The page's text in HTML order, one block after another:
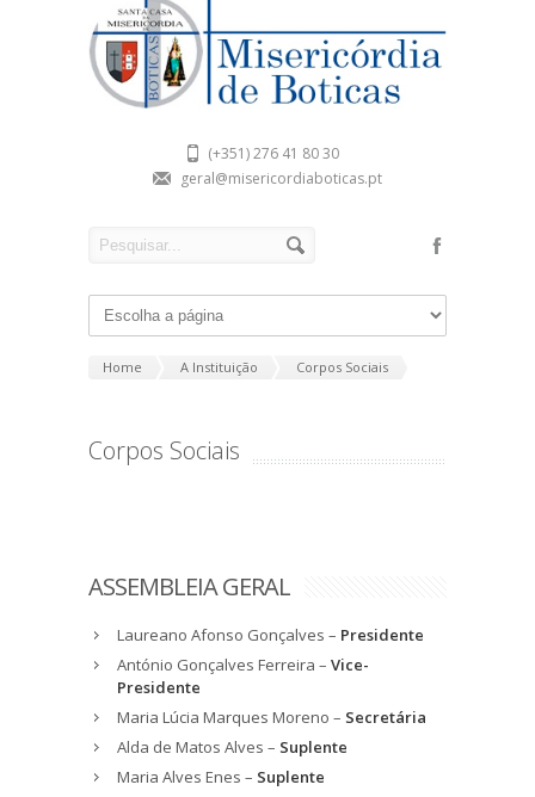
(+351) 276 41 80 30
geral@misericordiaboticas.pt
Home A Instituição Corpos Sociais
Corpos Sociais
ASSEMBLEIA GERAL
Laureano Afonso Gonçalves – Presidente
António Gonçalves Ferreira – Vice-
Presidente
Maria Lúcia Marques Moreno – Secretária
Alda de Matos Alves – Suplente
Maria Alves Enes – Suplente